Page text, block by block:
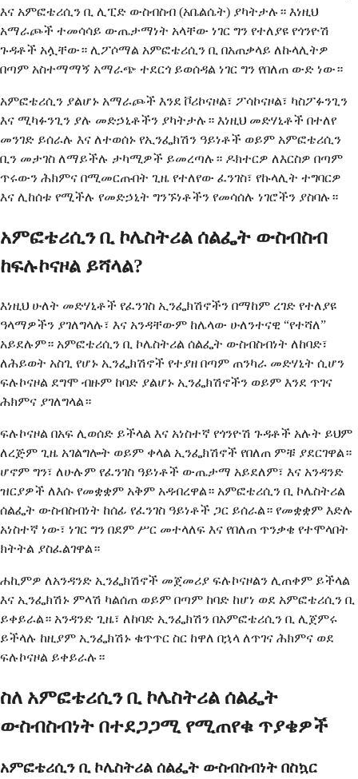
እና አምፎቴሪሲን ቢ ሊፒድ ውስብስብ (አቤልሴት) ያካትታሉ። እነዚህ
አማራጮች ተመሳሳይ ውጤታማነት አላቸው ነገር ግን የተለያዩ የጎንዮሽ
ጉዳቶች አሏቸው። ሊፖሶማል አምፎቴሪሲን ቢ በአጠቃላይ ለኩላሊትዎ
በጣም አስተማማኝ አማራጭ ተደርጎ ይወሰዳል ነገር ግን የበለጠ ውድ ነው።
አምፎቴሪሲን ያልሆኑ አማራጮች እንደ ቮሪኮናዞል፣ ፖሳኮናዞል፣ ካስፖፉንጊን
እና ሚካፉንጊን ያሉ መድኃኒቶችን ያካትታሉ። እነዚህ መድሃኒቶች በተለየ
መንገድ ይሰራሉ እና ለተወሰኑ የኢንፌክሽን ዓይነቶች ወይም አምፎቴሪሲን
ቢን መታገስ ለማይችሉ ታካሚዎች ይመረጣሉ። ዶክተርዎ ለእርስዎ በጣም
ጥሩውን ሕክምና በሚመርጡበት ጊዜ የተለየው ፈንገስ፣ የኩላሊት ተግባርዎ
እና ሊከሰቱ የሚችሉ የመድኃኒት ግንኙነቶችን የመሳሰሉ ነገሮችን ያስባሉ።
አምፎቴሪሲን ቢ ኮሌስትሪል ሰልፌት ውስብስብ
ከፍሉኮናዞል ይሻላል?
እነዚህ ሁለት መድሃኒቶች የፈንገስ ኢንፌክሽኖችን በማከም ረገድ የተለያዩ
ዓላማዎችን ያገለግላሉ፣ እና አንዳቸውም ከሌላው ሁለንተናዊ “የተሻለ”
አይደሉም። አምፎቴሪሲን ቢ ኮሌስትሪል ሰልፌት ውስብስብነት ለከባድ፣
ለሕይወት አስጊ የሆኑ ኢንፌክሽኖች የተያዘ በጣም ጠንካራ መድሃኒት ሲሆን
ፍሉኮናዞል ደግሞ ብዙም ከባድ ያልሆኑ ኢንፌክሽኖችን ወይም እንደ ጥገና
ሕክምና ያገለግላል።
ፍሉኮናዞል በአፍ ሊወሰድ ይችላል እና አነስተኛ የጎንዮሽ ጉዳቶች አሉት ይህም
ለረጅም ጊዜ አገልግሎት ወይም ቀላል ኢንፌክሽኖች የበለጠ ምቹ ያደርገዋል።
ሆኖም ግን፣ ለሁሉም የፈንገስ ዓይነቶች ውጤታማ አይደለም፣ እና አንዳንድ
ዝርያዎች ለእሱ የመቋቋም አቅም አዳብረዋል። አምፎቴሪሲን ቢ ኮሌስትሪል
ሰልፌት ውስብስብነት ከሰፊ የፈንገስ ዓይነቶች ጋር ይሰራል። የመቋቋም እድሉ
አነስተኛ ነው፣ ነገር ግን በደም ሥር መተላለፍ እና የበለጠ ጥንቃቄ የተሞላበት
ክትትል ያስፈልገዋል።
ሐኪምዎ ለአንዳንድ ኢንፌክሽኖች መጀመሪያ ፍሉኮናዞልን ሊጠቀም ይችላል
እና ኢንፌክሽኑ ምላሽ ካልሰጠ ወይም በጣም ከባድ ከሆነ ወደ አምፎቴሪሲን ቢ
ይቀይራል። አንዳንድ ጊዜ፣ ለከባድ ኢንፌክሽን በአምፎቴሪሲን ቢ ሊጀምሩ
ይችላሉ ከዚያም ኢንፌክሽኑ ቁጥጥር ስር ከዋለ በኋላ ለጥገና ሕክምና ወደ
ፍሉኮናዞል ይቀይራሉ።
ስለ አምፎቴሪሲን ቢ ኮሌስትሪል ሰልፌት
ውስብስብነት በተደጋጋሚ የሚጠየቁ ጥያቄዎች
አምፎቴሪሲን ቢ ኮሌስትሪል ሰልፌት ውስብስብነት በስኳር